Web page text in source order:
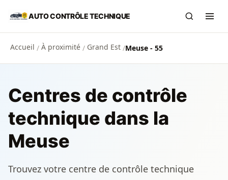
Aller au contenu principal
AUTO CONTRÔLE TECHNIQUE
Accueil / À proximité / Grand Est /Meuse - 55
Centres de contrôle
technique dans la
Meuse
Trouvez votre centre de contrôle technique